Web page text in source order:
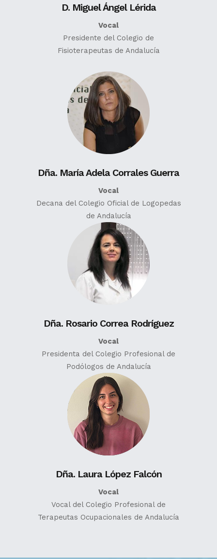
D. Miguel Ángel Lérida
Vocal
Presidente del Colegio de
Fisioterapeutas de Andalucía
Dña. María Adela Corrales Guerra
Vocal
Decana del Colegio Oficial de Logopedas
de Andalucía
Dña. Rosario Correa Rodríguez
Vocal
Presidenta del Colegio Profesional de
Podólogos de Andalucía
Dña. Laura López Falcón
Vocal
Vocal del Colegio Profesional de
Terapeutas Ocupacionales de Andalucía